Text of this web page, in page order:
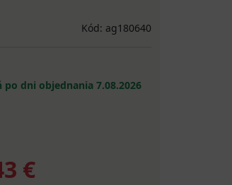
Kód: ag180640
po dni objednania 7.08.2026
€